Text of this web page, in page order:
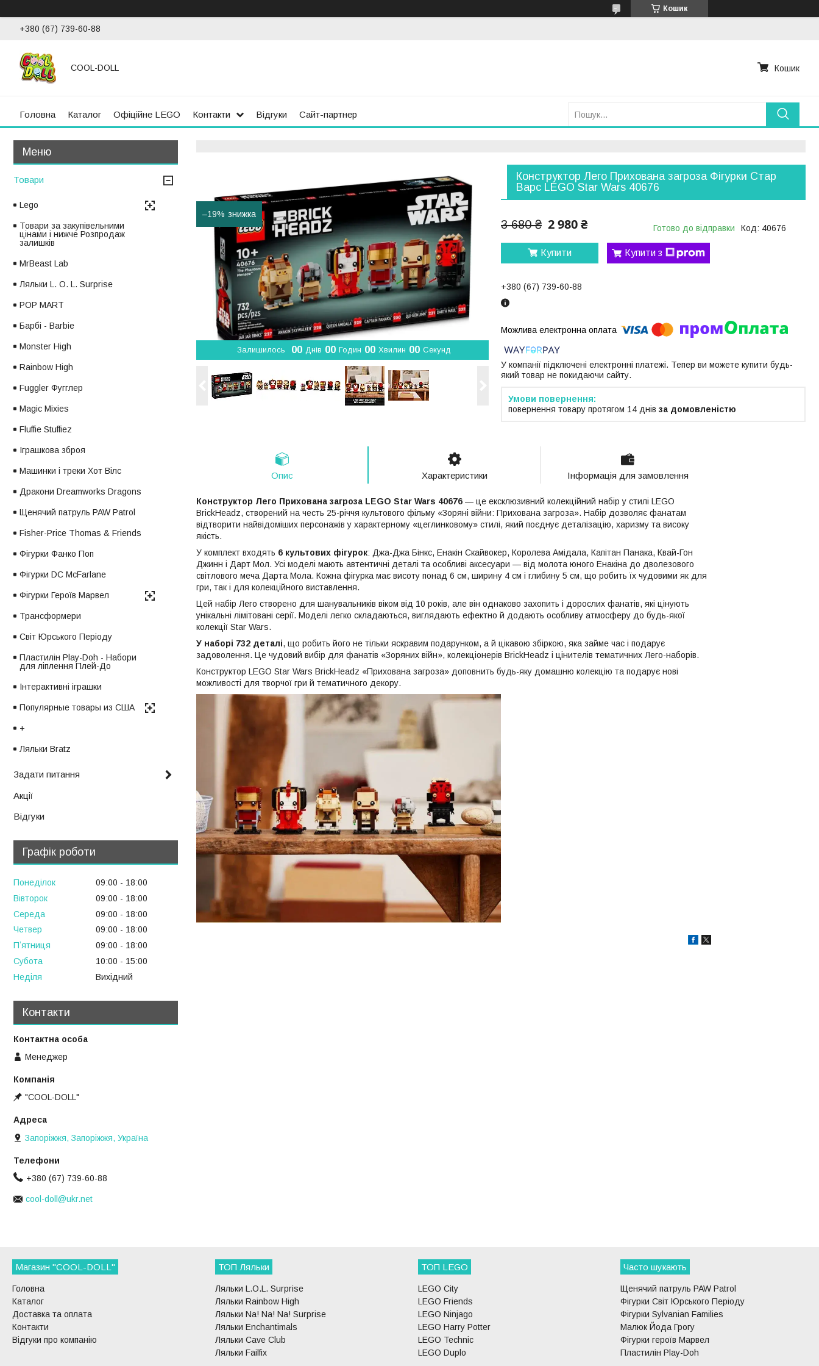
Кошик
+380 (67) 739-60-88
COOL-DOLL Кошик
Головна Каталог Офіційне LEGO Контакти Відгуки Сайт-партнер
–19%
Залишилось 00 Днів 00 Годин 00 Хвилин 00 Секунд
Конструктор Лего Прихована загроза Фігурки Стар
Варс LEGO Star Wars 40676
3 680 ₴ 2 980 ₴ Готово до відправки Код: 40676
Купити Купити з
+380 (67) 739-60-88
У компанії підключені електронні платежі. Тепер ви можете купити будь-
який товар не покидаючи сайту.
повернення товару протягом 14 днів за домовленістю
Опис Характеристики Інформація для замовлення
Конструктор Лего Прихована загроза LEGO Star Wars 40676 — це ексклюзивний колекційний набір у стилі LEGO
BrickHeadz, створений на честь 25-річчя культового фільму «Зоряні війни: Прихована загроза». Набір дозволяє фанатам
відтворити найвідоміших персонажів у характерному «цеглинковому» стилі, який поєднує деталізацію, харизму та високу
якість.
У комплект входять 6 культових фігурок: Джа-Джа Бінкс, Енакін Скайвокер, Королева Амідала, Капітан Панака, Квай-Гон
Джинн і Дарт Мол. Усі моделі мають автентичні деталі та особливі аксесуари — від молота юного Енакіна до дволезового
світлового меча Дарта Мола. Кожна фігурка має висоту понад 6 см, ширину 4 см і глибину 5 см, що робить їх чудовими як для
гри, так і для колекційного виставлення.
Цей набір Лего створено для шанувальників віком від 10 років, але він однаково захопить і дорослих фанатів, які цінують
унікальні лімітовані серії. Моделі легко складаються, виглядають ефектно й додають особливу атмосферу до будь-якої
колекції Star Wars.
У наборі 732 деталі, що робить його не тільки яскравим подарунком, а й цікавою збіркою, яка займе час і подарує
задоволення. Це чудовий вибір для фанатів «Зоряних війн», колекціонерів BrickHeadz і цінителів тематичних Лего-наборів.
Конструктор LEGO Star Wars BrickHeadz «Прихована загроза» доповнить будь-яку домашню колекцію та подарує нові
можливості для творчої гри й тематичного декору.
Товари
Lego
Товари за закупівельними
цінами і нижче Розпродаж
залишків
MrBeast Lab
Ляльки L. O. L. Surprise
POP MART
Барбі - Barbie
Monster High
Rainbow High
Fuggler Фугглер
Magic Mixies
Fluffie Stuffiez
Іграшкова зброя
Машинки і треки Хот Вілс
Дракони Dreamworks Dragons
Щенячий патруль PAW Patrol
Fisher-Price Thomas & Friends
Фігурки Фанко Поп
Фігурки DC McFarlane
Фігурки Героїв Марвел
Трансформери
Світ Юрського Періоду
Пластилін Play-Doh - Набори
для ліплення Плей-До
Інтерактивні іграшки
Популярные товары из США
+
Ляльки Bratz
Задати питання
Акції
Відгуки
Графік роботи
Понеділок 09:00
18:00
Вівторок
09:00
18:00
Середа
09:00
18:00
Четвер
09:00
18:00
Пʼятниця
09:00
18:00
Субота
10:00
15:00
Неділя
Вихідний
Контакти
Менеджер
"COOL-DOLL"
Запоріжжя, Запоріжжя, Україна
+380 (67) 739-60-88
cool-doll@ukr.net
Магазин "COOL-DOLL"
Головна
Каталог
Доставка та оплата
Контакти
Відгуки про компанію
ТОП Ляльки
Ляльки L.O.L. Surprise
Ляльки Rainbow High
Ляльки Na! Na! Na! Surprise
Ляльки Enchantimals
Ляльки Cave Club
Ляльки Failfix
ТОП LEGO
LEGO City
LEGO Friends
LEGO Ninjago
LEGO Harry Potter
LEGO Technic
LEGO Duplo
Часто шукають
Щенячий патруль PAW Patrol
Фігурки Світ Юрського Періоду
Фігурки Sylvanian Families
Малюк Йода Грогу
Фігурки героїв Марвел
Пластилін Play-Doh